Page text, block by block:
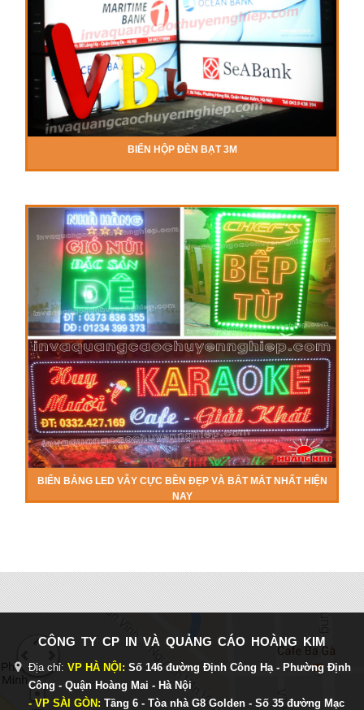
BIỂN HỘP ĐÈN BẠT 3M
BIỂN BẢNG LED VẪY CỰC BỀN ĐẸP VÀ BẮT MẮT NHẤT HIỆN
NAY
CÔNG TY CP IN VÀ QUẢNG CÁO HOÀNG KIM
Địa chỉ: VP HÀ NỘI: Số 146 đường Định Công Hạ - Phường Định
Công - Quận Hoàng Mai - Hà Nội
- VP SÀI GÒN: Tầng 6 - Tòa nhà G8 Golden - Số 35 đường Mạc